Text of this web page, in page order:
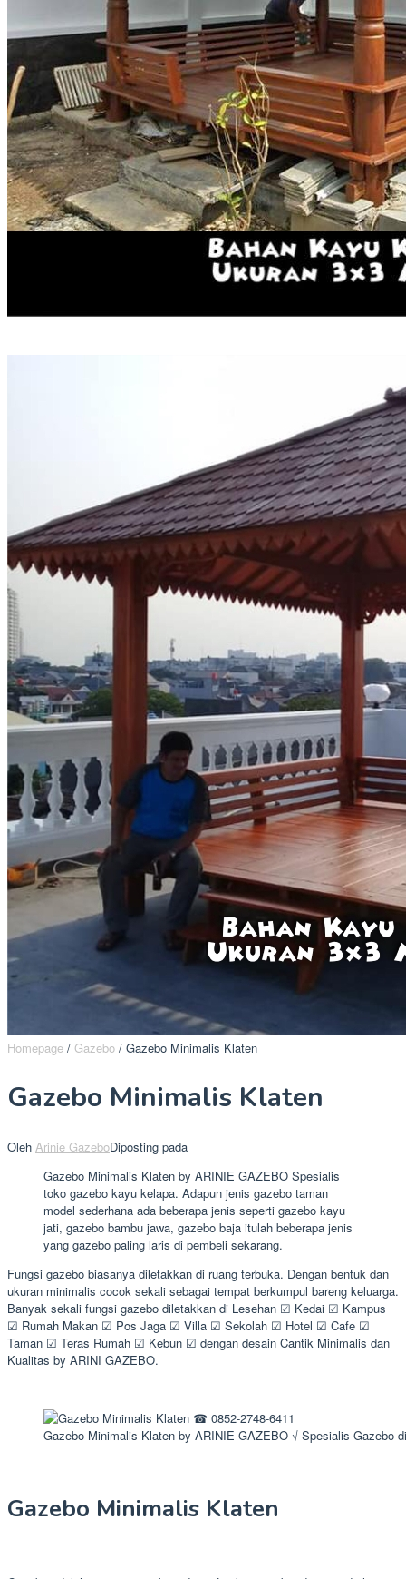
Homepage / Gazebo / Gazebo Minimalis Klaten
Gazebo Minimalis Klaten
Oleh Arinie GazeboDiposting pada
Gazebo Minimalis Klaten by ARINIE GAZEBO Spesialis
toko gazebo kayu kelapa. Adapun jenis gazebo taman
model sederhana ada beberapa jenis seperti gazebo kayu
jati, gazebo bambu jawa, gazebo baja itulah beberapa jenis
yang gazebo paling laris di pembeli sekarang.
Fungsi gazebo biasanya diletakkan di ruang terbuka. Dengan bentuk dan
ukuran minimalis cocok sekali sebagai tempat berkumpul bareng keluarga.
Banyak sekali fungsi gazebo diletakkan di Lesehan ☑ Kedai ☑ Kampus
☑ Rumah Makan ☑ Pos Jaga ☑ Villa ☑ Sekolah ☑ Hotel ☑ Cafe ☑
Taman ☑ Teras Rumah ☑ Kebun ☑ dengan desain Cantik Minimalis dan
Kualitas by ARINI GAZEBO.
Gazebo Minimalis Klaten by ARINIE GAZEBO √ Spesialis Gazebo
Gazebo Minimalis Klaten